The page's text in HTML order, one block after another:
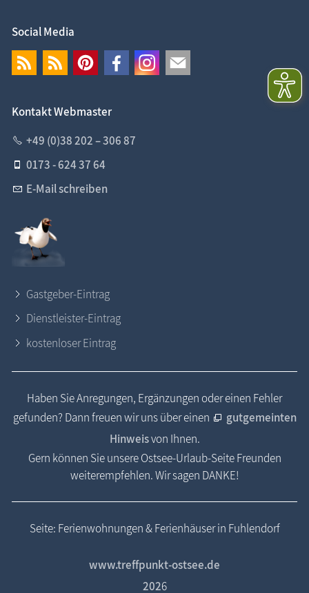
Social Media
Kontakt Webmaster
+49 (0)38 202 – 306 87
0173 - 624 37 64
E-Mail schreiben
Gastgeber-Eintrag
Dienstleister-Eintrag
kostenloser Eintrag
Haben Sie Anregungen, Ergänzungen oder einen Fehler
gefunden? Dann freuen wir uns über einen
gutgemeinten
Hinweisvon Ihnen.
Gern können Sie unsere Ostsee-Urlaub-Seite Freunden
weiterempfehlen. Wir sagen DANKE!
Seite: Ferienwohnungen & Ferienhäuser in Fuhlendorf
www.treffpunkt-ostsee.de
2026